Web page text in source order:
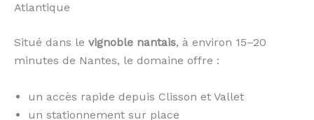
Atlantique
Situé dans le vignoble nantais, à environ 15–20
minutes de Nantes, le domaine offre :
un accès rapide depuis Clisson et Vallet
un stationnement sur place